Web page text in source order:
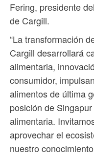
Fering, presidente
de Cargill.
“La transformación
Cargill desarrollará
alimentaria,
consumidor,
alimentos de última
posición de
alimentaria.
aprovechar el
nuestro